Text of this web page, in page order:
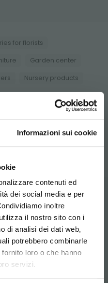
Informazioni sui cookie
contenuti ed
dei social media e per
inoltre
il nostro sito con i
di analisi dei dati web,
potrebbero combinarle
loro o che hanno
servizi.
for florists
Garden center
Nursery products
are in and your
experience
DATA